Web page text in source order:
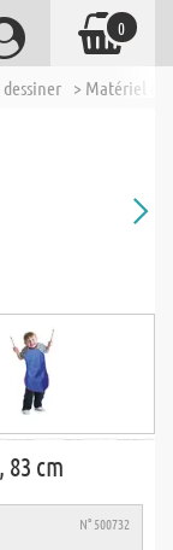
> Matériel
cm
N° 500732
0